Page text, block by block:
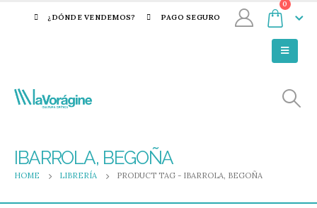
¿DÓNDE VENDEMOS? PAGO SEGURO
0
IBARROLA, BEGOÑA
HOME LIBRERÍA PRODUCT TAG - IBARROLA, BEGOÑA